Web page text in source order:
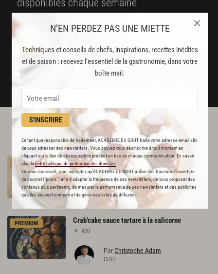
N’EN PERDEZ PAS UNE MIETTE
Techniques et conseils de chefs, inspirations, recettes inédites
et de saison : recevez l’essentiel de la gastronomie, dans votre
boîte mail.
S'INSCRIRE
En tant que responsable de traitement, ACADEMIE DU GOUT traite votre adresse email afin
de vous adresser des newsletters. Vous pouvez vous désinscrire à tout moment en
cliquant sur le lien de désinscription présent en bas de chaque communication. En savoir
plus lanotre politique de protection des données
En vous inscrivant, vous acceptez qu'ACADEMIE DU GOUT utilise des traceurs d’ouverture
de courriel (“pixels”) afin d’adapter la fréquence de ses newsletters, de vous proposer des
contenus plus pertinents, de mesurer la performance de ses newsletters et des publicités
qu’elles peuvent contenir et de gérer ses listes de diffusion.
×
disponibles chaque semaine
Stop pub
JE M'ABONNE
DÉJÀ ABONNÉ(E) ? JE ME CONNECTE
L'ACADÉMIE DU GOÛT VOUS
RECOMMANDE
PREMIUM Crabcakes
296
ParJulie Andrieu
AUTEURE
PREMIUM Crab’cakesaucetartareà lasalicorne
420
Par Christophe Adam
CHEF